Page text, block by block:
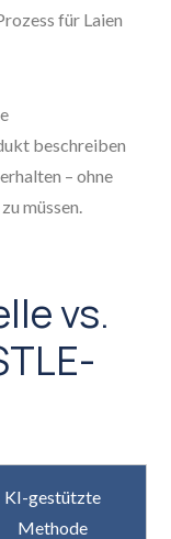
für Laien
beschreiben
– ohne
müssen.
vs.
KI-gestützte
Methode